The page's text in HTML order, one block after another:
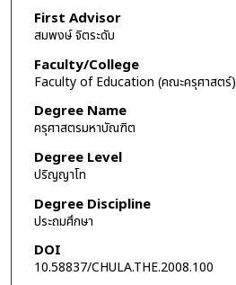
First Advisor
สมพงษ์ จิตระดับ
Faculty/College
Faculty of Education (คณะครุศาสตร์)
Degree Name
ครุศาสตรมหาบัณฑิต
Degree Level
ปริญญาโท
Degree Discipline
ประถมศึกษา
DOI
10.58837/CHULA.THE.2008.100